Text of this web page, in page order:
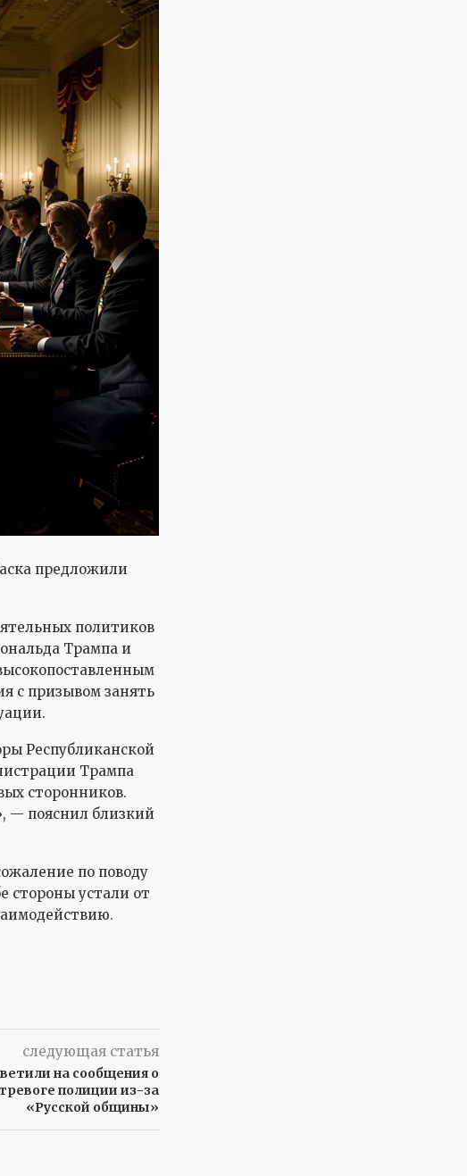
предложили
политиков
Трампа и
с призывом занять
Республиканской
Трампа
сторонников.
— пояснил близкий
по поводу
стороны устали от
следующая статья
на сообщения о
полиции из-за
«Русской общины»